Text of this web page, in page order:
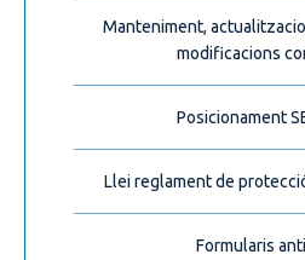
Manteniment,
modificacions
Posicionament
Llei reglament de
Formularis